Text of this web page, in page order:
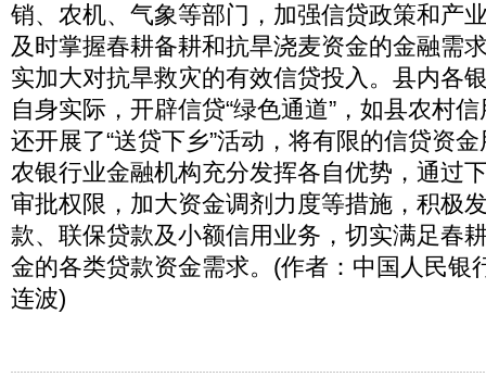
销、农机、气象等部门，加强信贷政策和产
及时掌握春耕备耕和抗旱浇麦资金的金融需
实加大对抗旱救灾的有效信贷投入。县内各
自身实际，开辟信贷“绿色通道”，如县农村
还开展了“送贷下乡”活动，将有限的信贷资
农银行业金融机构充分发挥各自优势，通过
审批权限，加大资金调剂力度等措施，积极
款、联保贷款及小额信用业务，切实满足春
金的各类贷款资金需求。(作者：中国人民银
连波)